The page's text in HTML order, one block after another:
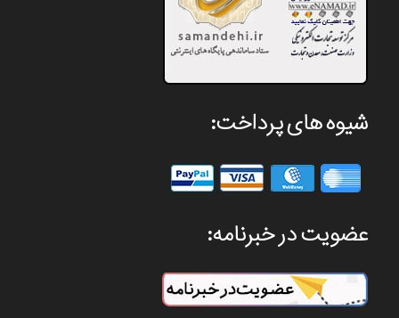
شیوه های پرداخت:
عضویت در خبرنامه: